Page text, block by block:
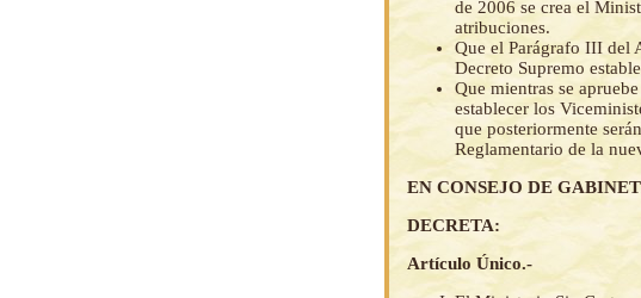
de 2006 se crea el
atribuciones.
Que el Parágrafo III del
Decreto Supremo
Que mientras se
establecer los
que posteriormente
Reglamentario de la
EN CONSEJO DE
DECRETA:
Artículo Único.-